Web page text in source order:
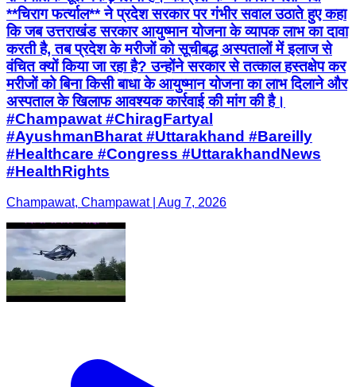
**चिराग फर्त्याल** ने प्रदेश सरकार पर गंभीर सवाल उठाते हुए कहा
कि जब उत्तराखंड सरकार आयुष्मान योजना के व्यापक लाभ का दावा
करती है, तब प्रदेश के मरीजों को सूचीबद्ध अस्पतालों में इलाज से
वंचित क्यों किया जा रहा है? उन्होंने सरकार से तत्काल हस्तक्षेप कर
मरीजों को बिना किसी बाधा के आयुष्मान योजना का लाभ दिलाने और
अस्पताल के खिलाफ आवश्यक कार्रवाई की मांग की है।
#Champawat #ChiragFartyal
#AyushmanBharat #Uttarakhand #Bareilly
#Healthcare #Congress #UttarakhandNews
#HealthRights
Champawat, Champawat | Aug 7, 2026